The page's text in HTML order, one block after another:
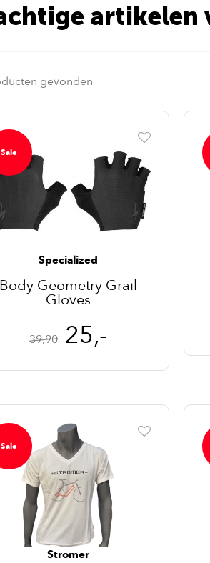
artikelen
gevonden
Sale
Specialized
Body Geometry Grail
Gloves
39,90 25,-
Sale
Stromer